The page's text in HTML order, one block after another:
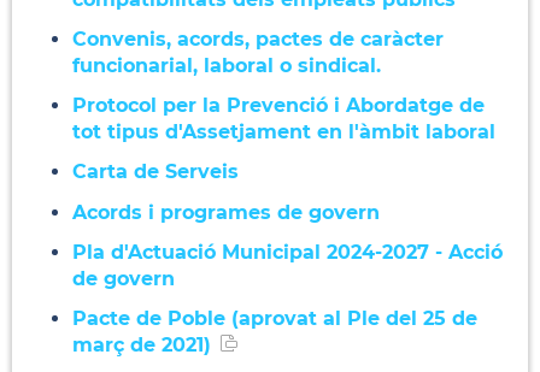
Convenis, acords, pactes de caràcter
funcionarial, laboral o sindical.
Protocol per la Prevenció i Abordatge de
tot tipus d'Assetjament en l'àmbit laboral
Carta de Serveis
Acords i programes de govern
Pla d'Actuació Municipal 2024-2027 - Acció
de govern
Pacte de Poble (aprovat al Ple del 25 de
març de 2021)